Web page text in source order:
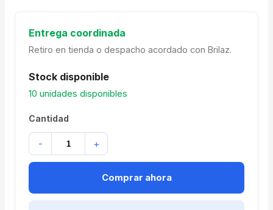
Entrega coordinada
Retiro en tienda o despacho acordado con Brilaz.
Stock disponible
10 unidades disponibles
Cantidad
- +
Comprar ahora